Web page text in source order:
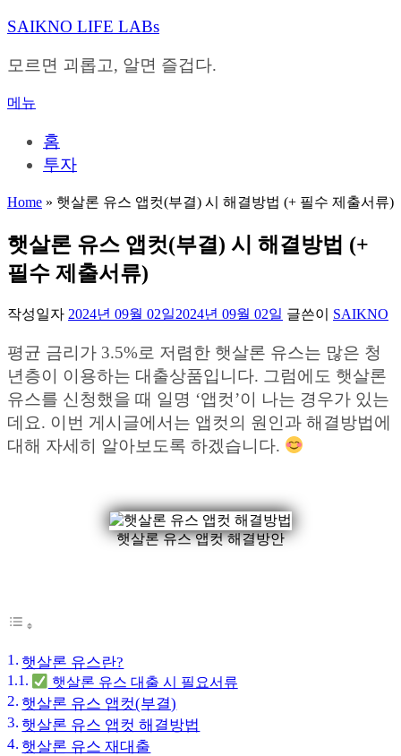
내
으
바
SAIKNO LIFE LABs
모르면 괴롭고, 알면 즐겁다.
메뉴
홈
투자
Home » 햇살론 유스 앱컷(부결) 시 해결방법 (+ 필수 제출서류)
햇살론 유스 앱컷(부결) 시 해결방법 (+
필수 제출서류)
작성일자 2024년 09월 02일2024년 09월 02일 글쓴이 SAIKNO
평균 금리가 3.5%로 저렴한 햇살론 유스는 많은 청
년층이 이용하는 대출상품입니다. 그럼에도 햇살론
유스를 신청했을 때 일명 ‘앱컷’이 나는 경우가 있는
데요. 이번 게시글에서는 앱컷의 원인과 해결방법에
대해 자세히 알아보도록 하겠습니다.
햇살론 유스 앱컷 해결방안
햇살론 유스란?
햇살론 유스 대출 시 필요서류
햇살론 유스 앱컷(부결)
햇살론 유스 앱컷 해결방법
햇살론 유스 재대출